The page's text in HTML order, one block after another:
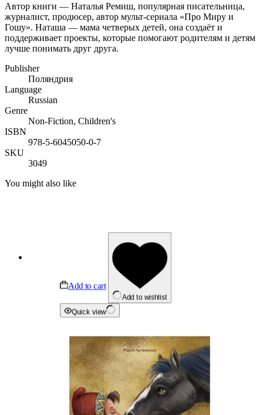
Автор книги — Наталья Ремиш, популярная писательница,
журналист, продюсер, автор мульт-сериала «Про Миру и
Гошу». Наташа — мама четверых детей, она создаёт и
поддерживает проекты, которые помогают родителям и детям
лучше понимать друг друга.
Publisher
Поляндрия
Language
Russian
Genre
Non-Fiction, Children's
ISBN
978-5-6045050-0-7
SKU
3049
You might also like
Add to cart
Add to wishlist
Quick view